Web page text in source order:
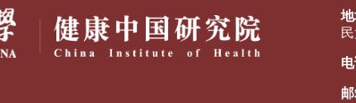
地
电
邮